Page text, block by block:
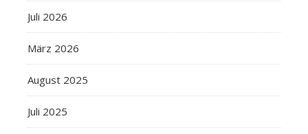
Juli 2026
März 2026
August 2025
Juli 2025